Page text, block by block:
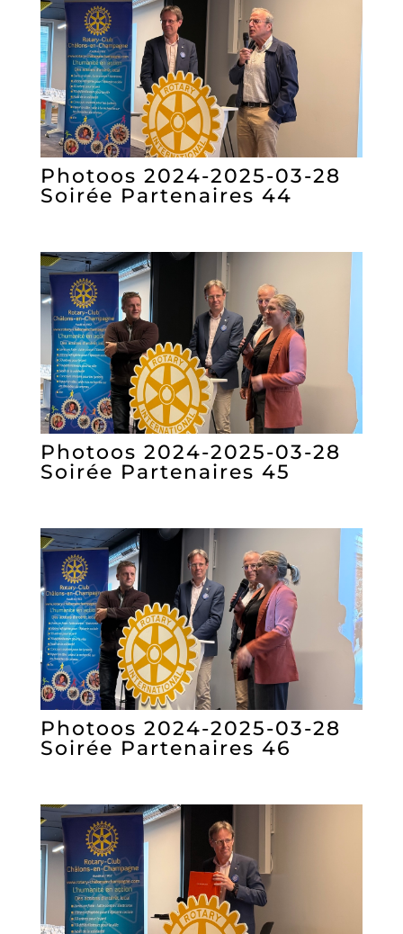
Photoos 2024-2025-03-28
Soirée Partenaires 44
Photoos 2024-2025-03-28
Soirée Partenaires 45
Photoos 2024-2025-03-28
Soirée Partenaires 46